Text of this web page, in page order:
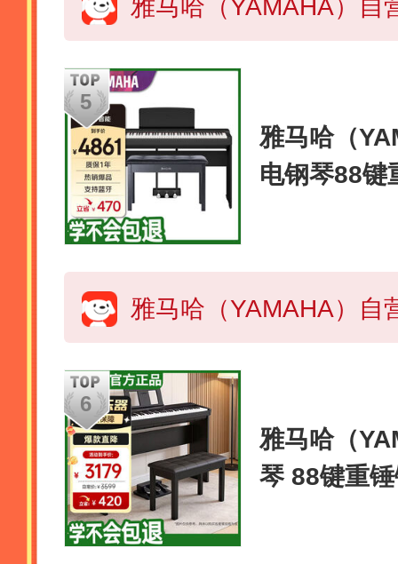
雅马哈（
电钢琴88键
雅马哈（
琴 88键重